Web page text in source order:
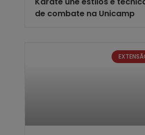
de combate na Unicamp